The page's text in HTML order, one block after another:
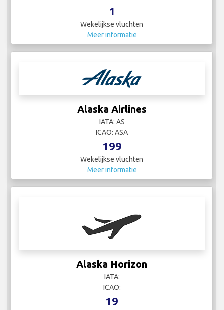
1
Wekelijkse vluchten
Meer informatie
Alaska Airlines
IATA: AS
ICAO: ASA
199
Wekelijkse vluchten
Meer informatie
Alaska Horizon
IATA:
ICAO:
19